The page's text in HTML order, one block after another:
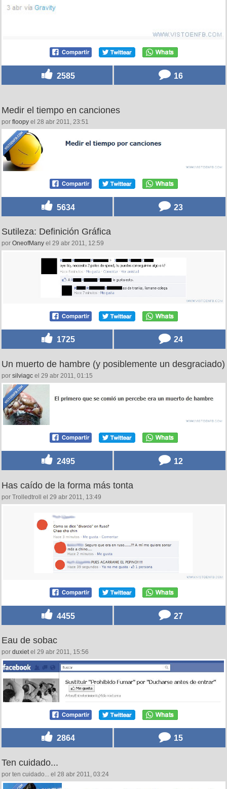
2585 16
Medir el tiempo en canciones
por floopy el 28 abr 2011, 23:51
5634 23
Sutileza: Definición Gráfica
por OneofMany el 29 abr 2011, 12:59
1725 24
Un muerto de hambre (y posiblemente un desgraciado)
por silviagc el 29 abr 2011, 01:15
2495 12
Has caído de la forma más tonta
por Trolledtroll el 29 abr 2011, 13:49
4455 27
Eau de sobac
por duxiet el 29 abr 2011, 15:56
2864 15
Ten cuidado...
por ten cuidado... el 28 abr 2011, 03:24